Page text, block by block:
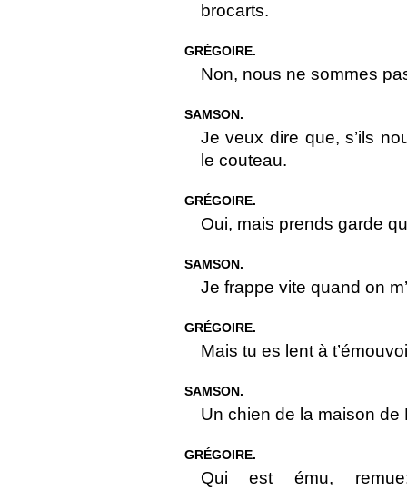
brocarts.
GRÉGOIRE.
Non, nous ne sommes
SAMSON.
Je veux dire que, s’ils
le couteau.
GRÉGOIRE.
Oui, mais prends garde
SAMSON.
Je frappe vite quand on
GRÉGOIRE.
Mais tu es lent à
SAMSON.
Un chien de la maison de
GRÉGOIRE.
Qui est ému,